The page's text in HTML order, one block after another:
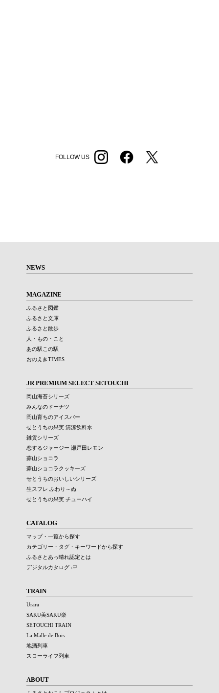
FOLLOW US
NEWS
MAGAZINE
ふるさと図鑑
ふるさと文庫
ふるさと散歩
人・もの・こと
あの駅この駅
おのえきTIMES
JR PREMIUM SELECT SETOUCHI
岡山海苔シリーズ
みんなのドーナツ
岡山育ちのアイスバー
せとうちの果実 清涼飲料水
雑貨シリーズ
恋するジャージー 瀬戸田レモン
蒜山ショコラ
蒜山ショコラクッキーズ
せとうちのおいしいシリーズ
生スフレ ふわり～ぬ
せとうちの果実 チューハイ
CATALOG
マップ・一覧から探す
カテゴリー・タグ・キーワードから探す
ふるさとあっ晴れ認定とは
デジタルカタログ
TRAIN
Urara
SAKU美SAKU楽
SETOUCHI TRAIN
La Malle de Bois
地酒列車
スローライフ列車
ABOUT